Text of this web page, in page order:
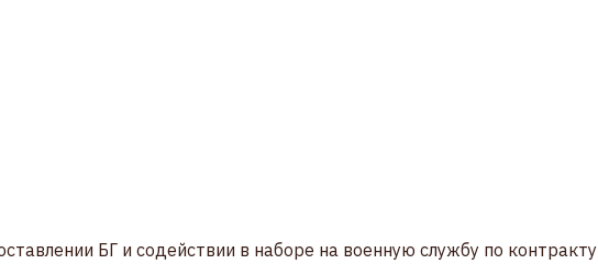
БГ и содействии в наборе на военную службу по контракту